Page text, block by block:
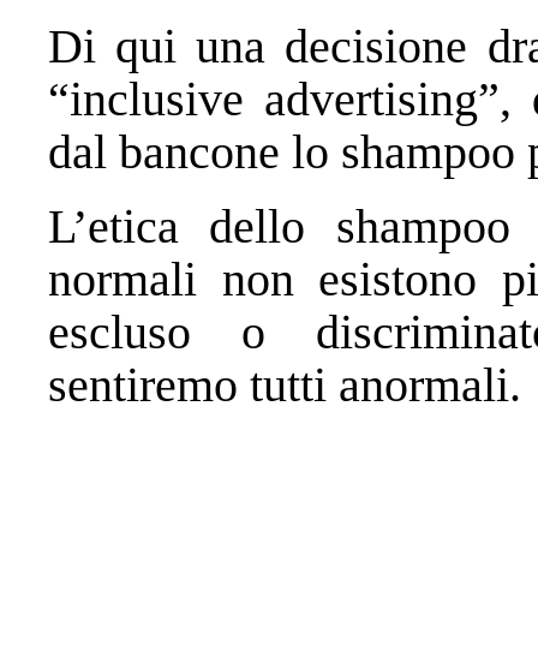
Di qui una decisione
“inclusive
dal bancone lo
L’etica dello
normali non esistono
escluso o
sentiremo tutti anormali.